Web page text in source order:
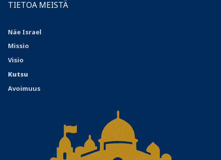
TIETOA MEISTÄ
Näe Israel
Missio
Visio
Kutsu
Avoimuus